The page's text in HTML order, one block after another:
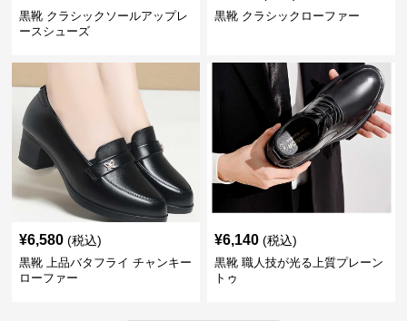
黒靴 クラシックソールアップレ
ースシューズ
黒靴 クラシックローファー
¥6,580 (税込)
黒靴 上品バタフライ チャンキー
ローファー
¥6,140 (税込)
黒靴 職人技が光る上質プレーン
トゥ